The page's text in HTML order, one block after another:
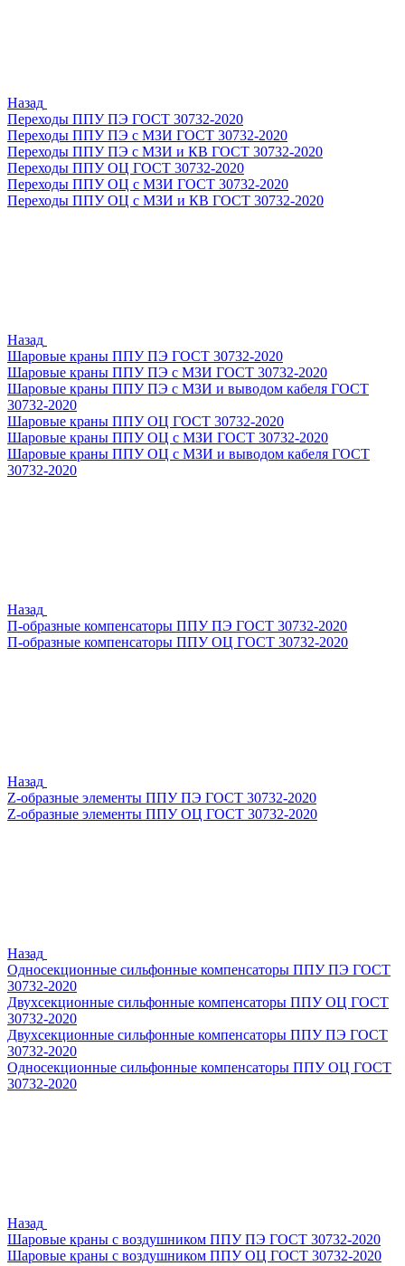
Назад
Переходы ППУ ПЭ ГОСТ 30732-2020
Переходы ППУ ПЭ с МЗИ ГОСТ 30732-2020
Переходы ППУ ПЭ с МЗИ и КВ ГОСТ 30732-2020
Переходы ППУ ОЦ ГОСТ 30732-2020
Переходы ППУ ОЦ с МЗИ ГОСТ 30732-2020
Переходы ППУ ОЦ с МЗИ и КВ ГОСТ 30732-2020
Назад
Шаровые краны ППУ ПЭ ГОСТ 30732-2020
Шаровые краны ППУ ПЭ с МЗИ ГОСТ 30732-2020
Шаровые краны ППУ ПЭ с МЗИ и выводом кабеля ГОСТ
30732-2020
Шаровые краны ППУ ОЦ ГОСТ 30732-2020
Шаровые краны ППУ ОЦ с МЗИ ГОСТ 30732-2020
Шаровые краны ППУ ОЦ с МЗИ и выводом кабеля ГОСТ
30732-2020
Назад
П-образные компенсаторы ППУ ПЭ ГОСТ 30732-2020
П-образные компенсаторы ППУ ОЦ ГОСТ 30732-2020
Назад
Z-образные элементы ППУ ПЭ ГОСТ 30732-2020
Z-образные элементы ППУ ОЦ ГОСТ 30732-2020
Назад
Односекционные сильфонные компенсаторы ППУ ПЭ ГОСТ
30732-2020
Двухсекционные сильфонные компенсаторы ППУ ОЦ ГОСТ
30732-2020
Двухсекционные сильфонные компенсаторы ППУ ПЭ ГОСТ
30732-2020
Односекционные сильфонные компенсаторы ППУ ОЦ ГОСТ
30732-2020
Назад
Шаровые краны с воздушником ППУ ПЭ ГОСТ 30732-2020
Шаровые краны с воздушником ППУ ОЦ ГОСТ 30732-2020